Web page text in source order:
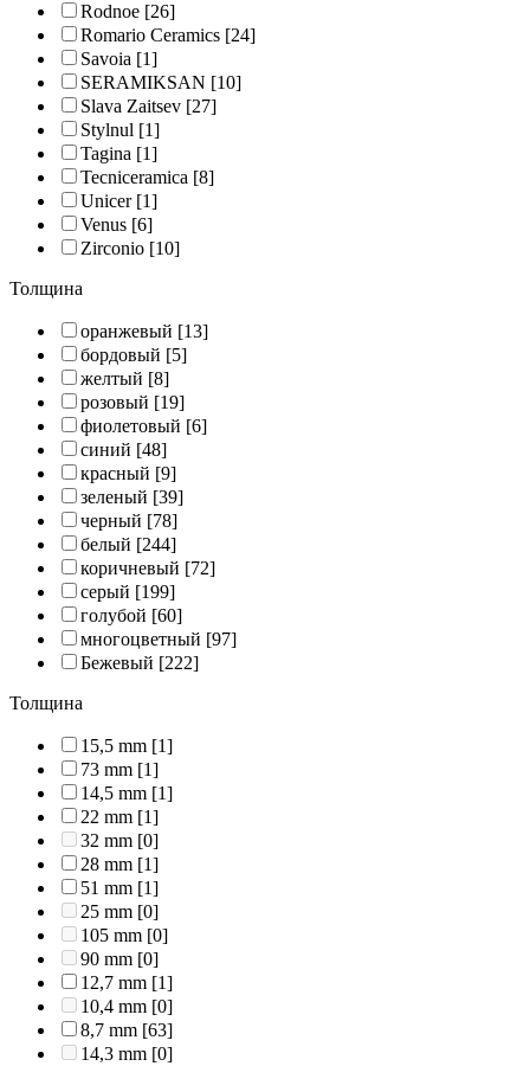
Rodnoe [26]
Romario Ceramics [24]
Savoia [1]
SERAMIKSAN [10]
Slava Zaitsev [27]
Stylnul [1]
Tagina [1]
Tecniceramica [8]
Unicer[1]
Venus [6]
Zirconio [10]
Толщина
оранжевый [13]
бордовый [5]
желтый [8]
розовый [19]
фиолетовый [6]
синий [48]
красный [9]
зеленый [39]
черный [78]
белый [244]
коричневый [72]
серый [199]
голубой [60]
многоцветный [97]
Бежевый [222]
Толщина
15,5 mm [1]
73 mm [1]
14,5 mm [1]
22 mm [1]
32 mm [0]
28 mm [1]
51 mm [1]
25 mm [0]
105 mm [0]
90 mm [0]
12,7 mm [1]
10,4 mm [0]
8,7 mm [63]
14,3 mm [0]